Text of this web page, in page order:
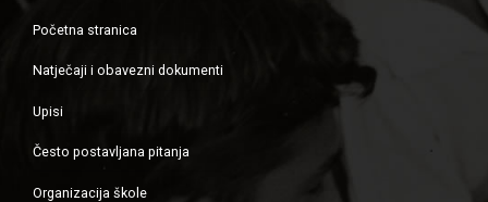
Početna stranica
Natječaji i obavezni dokumenti
Upisi
Često postavljana pitanja
Organizacija škole